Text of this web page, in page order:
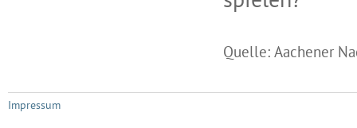
Quelle: Aachener
Impressum